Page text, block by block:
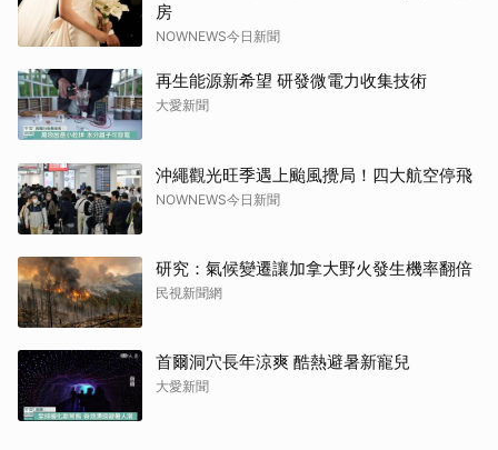
房
NOWNEWS今日新聞
再生能源新希望 研發微電力收集技術
大愛新聞
沖繩觀光旺季遇上颱風攪局！四大航空停飛
NOWNEWS今日新聞
研究：氣候變遷讓加拿大野火發生機率翻倍
民視新聞網
首爾洞穴長年涼爽 酷熱避暑新寵兒
大愛新聞